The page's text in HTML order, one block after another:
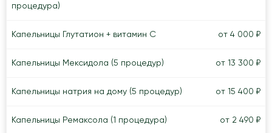
процедура)
Капельницы Глутатион + витамин C от 4 000 ₽
Капельницы Мексидола (5 процедур) от 13 300 ₽
Капельницы натрия на дому (5 процедур) от 15 400 ₽
Капельницы Ремаксола (1 процедура) от 2 490 ₽